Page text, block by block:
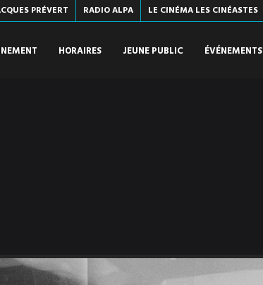
PRÉVERT RADIO ALPA LE CINÉMA LES CINÉASTES
HORAIRES JEUNE PUBLIC ÉVÉNEMENTS